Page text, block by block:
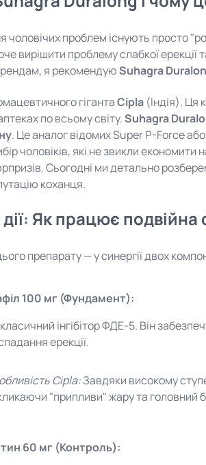
чоловічих проблем існують просто
вирішити проблему слабкої
я рекомендую Suhagra
гігантаCipla (Індія). Ця
по всьому світу. Suhagra
. Це аналог відомих Super P-Force
чоловіків, які не звикли
Сьогодні ми детально
коханця.
Як працює
препарату — у синергії двох
100 мг (Фундамент):
інгібітор ФДЕ-5. Він
ерекції.
Cipla:Завдяки високому
"припливи" жару та головний
60 мг (Контроль):